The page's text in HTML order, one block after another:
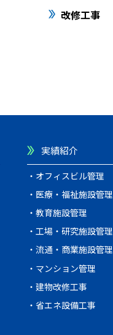
改修工事
実績紹介
オフィスビル管理
医療・福祉施設管理
教育施設管理
工場・研究施設管理
流通・商業施設管理
マンション管理
建物改修工事
省エネ設備工事